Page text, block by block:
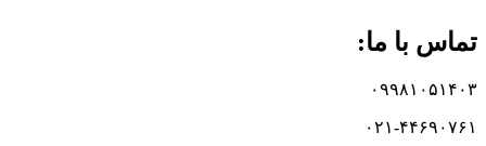
تماس با ما:
۰۹۹۸۱۰۵۱۴۰۳
۰۲۱-۴۴۶۹۰۷۶۱